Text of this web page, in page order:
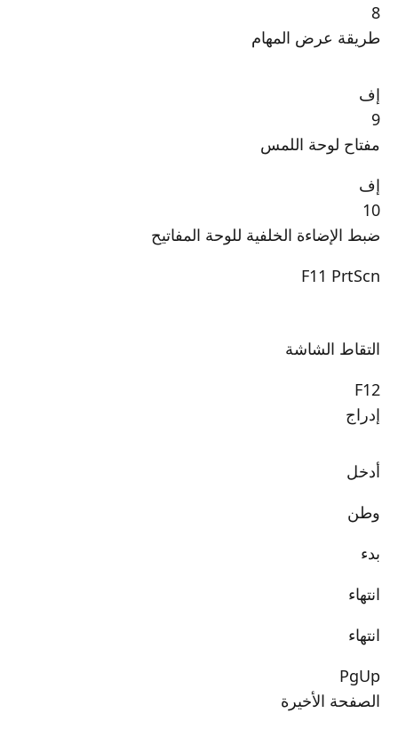
8
طريقة عرض المهام
إف
9
مفتاح لوحة اللمس
إف
10
ضبط الإضاءة الخلفية للوحة المفاتيح
F11 PrtScn
التقاط الشاشة
F12
إدراج
أدخل
وطن
بدء
انتهاء
انتهاء
PgUp
الصفحة الأخيرة